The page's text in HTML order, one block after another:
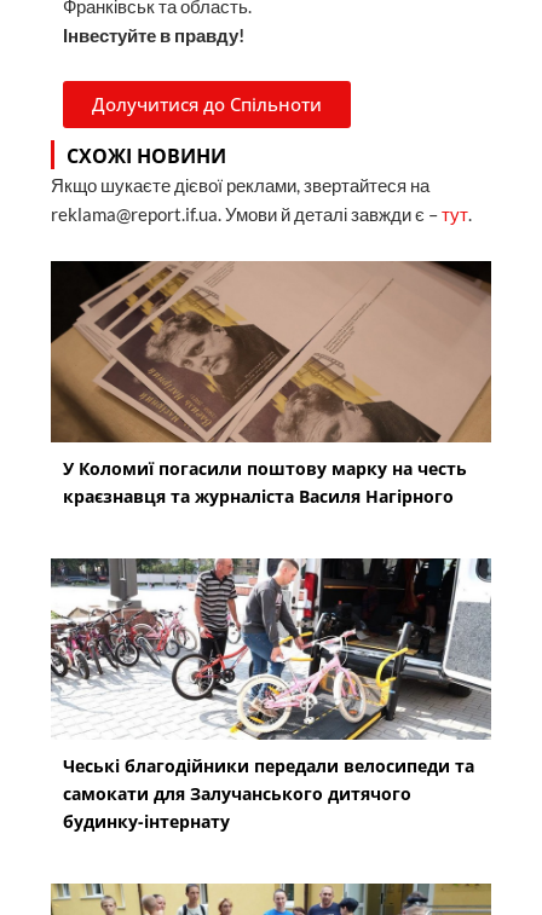
Франківськ та область.
Інвестуйте в правду!
Долучитися до Спільноти
СХОЖІ НОВИНИ
Якщо шукаєте дієвої реклами, звертайтеся на
reklama@report.if.ua. Умови й деталі завжди є –тут.
У Коломиї погасили поштову марку на честь
краєзнавця та журналіста Василя Нагірного
Чеські благодійники передали велосипеди та
самокати для Залучанського дитячого
будинку-інтернату